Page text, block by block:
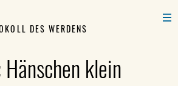
DES WERDENS
Hänschen klein